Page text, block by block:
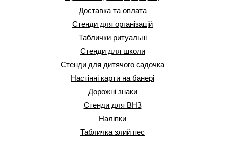
Доставка та оплата
Стенди для організацій
Таблички ритуальні
Стенди для школи
Стенди для дитячого садочка
Настінні карти на банері
Дорожні знаки
Стенди для ВНЗ
Наліпки
Табличка злий пес